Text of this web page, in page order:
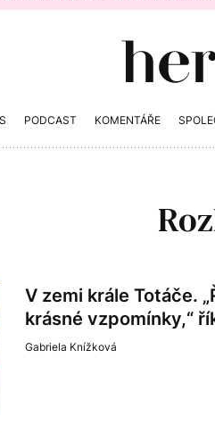
PODCAST KOMENTÁŘE
V zemi krále Totáče.
krásné vzpomínky,“
Gabriela Knížková